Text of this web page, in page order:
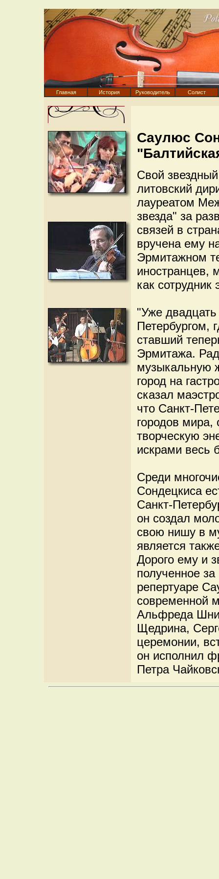
Главная История Руководитель Солист
Саулюс
Свой
литовский
лауреатом
звезда" за
связей в
вручена ему
Эрмитажном
иностранцев,
как сотрудник
"Уже двадцать
Петербургом,
ставший
Эрмитажа.
музыкальную
город на
сказал
что Санкт-
городов
творческую
искрами весь
Среди
Сондецкиса
Санкт-
он создал
свою нишу в
является
Дорого ему и
полученное
репертуаре
современной
Альфреда
Щедрина,
церемонии,
он исполнил
Петра